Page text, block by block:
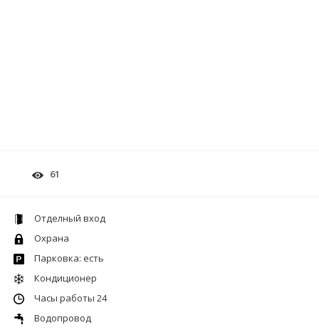
61
Отделный вход
Охрана
Парковка: есть
Кондиционер
Часы работы 24
Водопровод